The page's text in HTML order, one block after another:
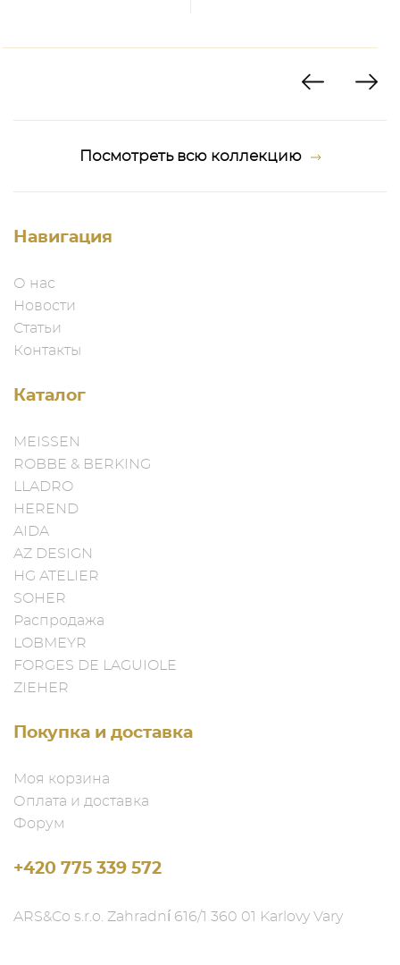
Посмотреть всю коллекцию
Навигация
О нас
Новости
Статьи
Контакты
Каталог
MEISSEN
ROBBE & BERKING
LLADRO
HEREND
AIDA
AZ DESIGN
HG ATELIER
SOHER
Распродажа
LOBMEYR
FORGES DE LAGUIOLE
ZIEHER
Покупка и доставка
Моя корзина
Оплата и доставка
Форум
+420 775 339 572
ARS&Co s.r.o. Zahradní 616/1 360 01 Karlovy Vary